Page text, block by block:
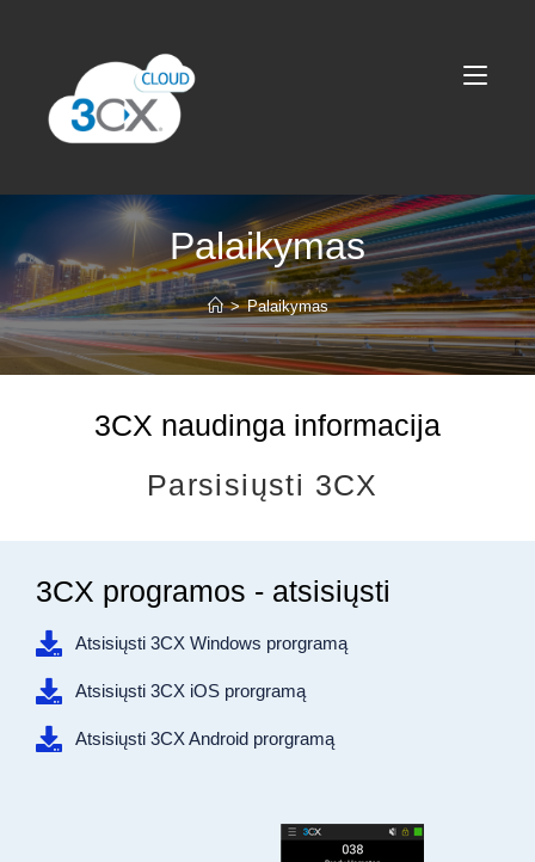
Palaikymas
> Palaikymas
3CX naudinga informacija
Parsisiųsti 3CX
3CX programos - atsisiųsti
Atsisiųsti 3CX Windows prorgramą
Atsisiųsti 3CX iOS prorgramą
Atsisiųsti 3CX Android prorgramą